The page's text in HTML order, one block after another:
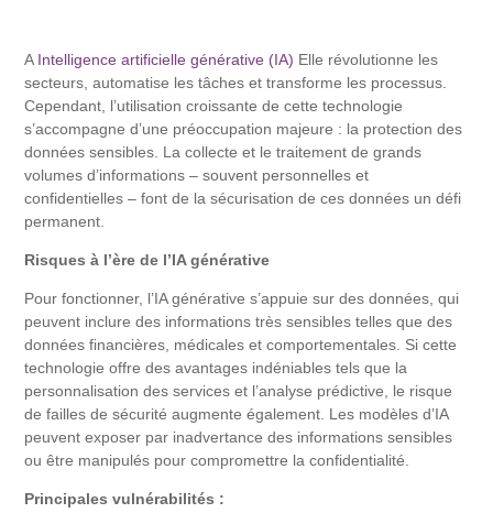
A Intelligence artificielle générative (IA) Elle révolutionne les
secteurs, automatise les tâches et transforme les processus.
Cependant, l’utilisation croissante de cette technologie
s’accompagne d’une préoccupation majeure : la protection des
données sensibles. La collecte et le traitement de grands
volumes d’informations – souvent personnelles et
confidentielles – font de la sécurisation de ces données un défi
permanent.
Risques à l’ère de l’IA générative
Pour fonctionner, l’IA générative s’appuie sur des données, qui
peuvent inclure des informations très sensibles telles que des
données financières, médicales et comportementales. Si cette
technologie offre des avantages indéniables tels que la
personnalisation des services et l’analyse prédictive, le risque
de failles de sécurité augmente également. Les modèles d’IA
peuvent exposer par inadvertance des informations sensibles
ou être manipulés pour compromettre la confidentialité.
Principales vulnérabilités :